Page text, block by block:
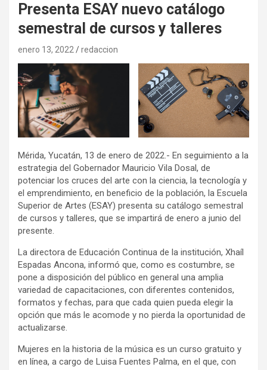
Presenta ESAY nuevo catálogo
semestral de cursos y talleres
enero 13, 2022 redaccion
Mérida, Yucatán, 13 de enero de 2022.- En seguimiento a la
estrategia del Gobernador Mauricio Vila Dosal, de
potenciar los cruces del arte con la ciencia, la tecnología y
el emprendimiento, en beneficio de la población, la Escuela
Superior de Artes (ESAY) presenta su catálogo semestral
de cursos y talleres, que se impartirá de enero a junio del
presente.
La directora de Educación Continua de la institución, Xhaíl
Espadas Ancona, informó que, como es costumbre, se
pone a disposición del público en general una amplia
variedad de capacitaciones, con diferentes contenidos,
formatos y fechas, para que cada quien pueda elegir la
opción que más le acomode y no pierda la oportunidad de
actualizarse.
Mujeres en la historia de la música es un curso gratuito y
en línea, a cargo de Luisa Fuentes Palma, en el que, con